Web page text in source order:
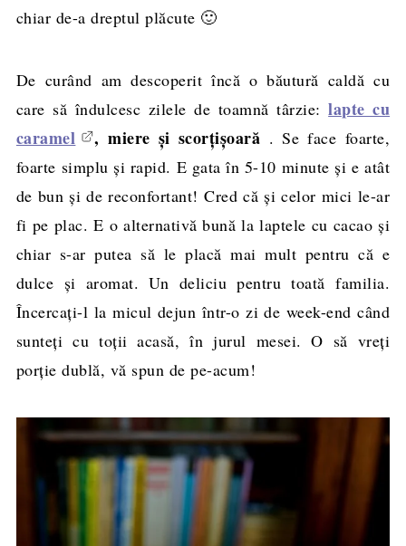
chiar de-a dreptul plăcute 🙂
De curând am descoperit încă o băutură caldă cu
care să îndulcesc zilele de toamnă târzie:lapte cu
caramel
, miere şi scorţişoară . Se face foarte,
foarte simplu şi rapid. E gata în 5-10 minute şi e atât
de bun şi de reconfortant! Cred că şi celor mici le-ar
fi pe plac. E o alternativă bună la laptele cu cacao şi
chiar s-ar putea să le placă mai mult pentru că e
dulce şi aromat. Un deliciu pentru toată familia.
Încercaţi-l la micul dejun într-o zi de week-end când
sunteţi cu toţii acasă, în jurul mesei. O să vreţi
porţie dublă, vă spun de pe-acum!